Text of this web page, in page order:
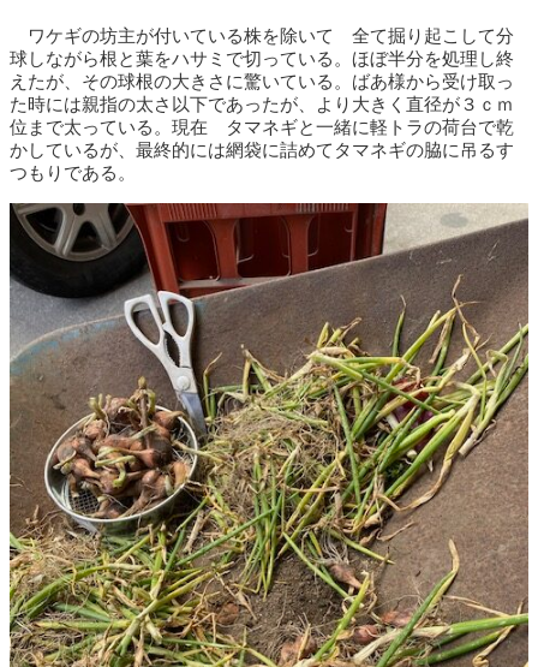
ワケギの坊主が付いている株を除いて 全て掘り起こして分
球しながら根と葉をハサミで切っている。ほぼ半分を処理し終
えたが、その球根の大きさに驚いている。ばあ様から受け取っ
た時には親指の太さ以下であったが、より大きく直径が３ｃｍ
位まで太っている。現在 タマネギと一緒に軽トラの荷台で乾
かしているが、最終的には網袋に詰めてタマネギの脇に吊るす
つもりである。